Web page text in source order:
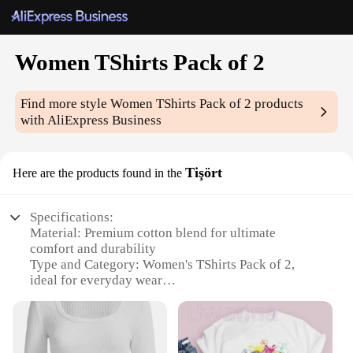
Women TShirts Pack of 2
Find more styleWomen TShirts Pack of 2 products
with AliExpress Business
Here are the products found in the Tişört
Specifications:
Material: Premium cotton blend for ultimate
comfort and durability
Type and Category: Women's TShirts Pack of 2,
ideal for everyday wear
complement various outfits
Usage and Purpose: Perfect for casual outings,
work, or leisure activities